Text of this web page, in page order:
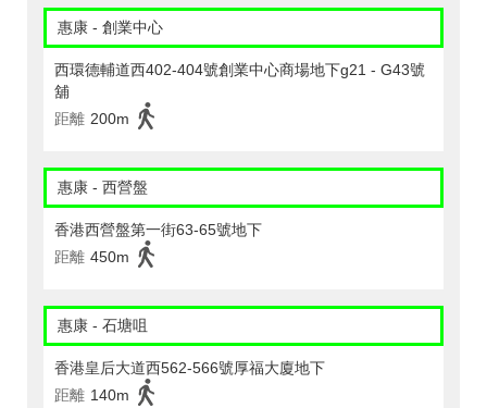
惠康 - 創業中心
西環德輔道西402-404號創業中心商場地下g21 - G43號
舖
距離 200m
惠康 - 西營盤
香港西營盤第一街63-65號地下
距離 450m
惠康 - 石塘咀
香港皇后大道西562-566號厚福大廈地下
距離 140m